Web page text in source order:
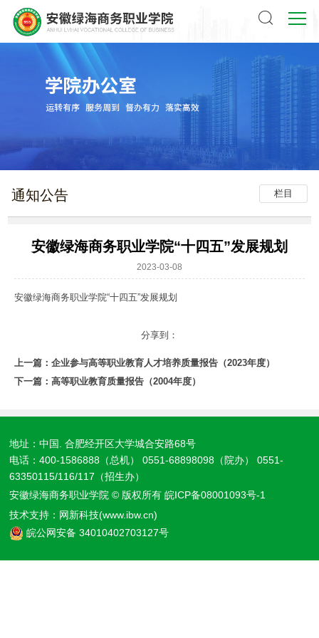
栏目
通知公告
安徽绿海商务职业学院“十四五”发展规划
2023-03-08
安徽绿海商务职业学院“十四五”发展规划
分享到：
上一篇： 企业参与高等职业教育人才培养质量报告（2023年度）
下一篇： 高等职业教育质量报告（2004年度）
地址：中国. 合肥经开区大学城合安路68号
电话：400-1586888（总机） 0551-68898098（院办） 0551-
63350115/116/117（招生办）
安徽绿海商务职业学院 © 版权所有皖ICP备08001093号-1
技术支持： 网新科技(www.ibw.cn)
皖公网安备 34010402703127号